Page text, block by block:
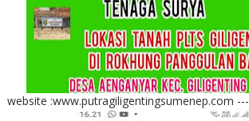
website :www.putragiligentingsumenep.com ---